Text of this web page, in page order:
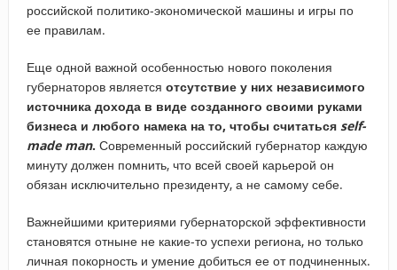
российской политико-экономической машины и игры по
ее правилам.
Еще одной важной особенностью нового поколения
губернаторов является отсутствие у них независимого
источника дохода в виде созданного своими руками
бизнеса и любого намека на то, чтобы считаться self-
made man. Современный российский губернатор каждую
минуту должен помнить, что всей своей карьерой он
обязан исключительно президенту, а не самому себе.
Важнейшими критериями губернаторской эффективности
становятся отныне не какие-то успехи региона, но только
личная покорность и умение добиться ее от подчиненных.